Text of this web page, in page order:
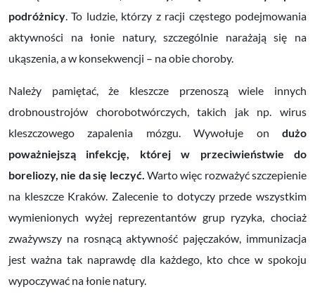
podróżnicy . To ludzie, którzy z racji częstego podejmowania
aktywności na łonie natury, szczególnie narażają się na
ukąszenia, a w konsekwencji – na obie choroby.
Należy pamiętać, że kleszcze przenoszą wiele innych
drobnoustrojów chorobotwórczych, takich jak np. wirus
kleszczowego zapalenia mózgu. Wywołuje on dużo
poważniejszą infekcję, której w przeciwieństwie do
boreliozy, nie da się leczyć. Warto więc rozważyć szczepienie
na kleszcze Kraków. Zalecenie to dotyczy przede wszystkim
wymienionych wyżej reprezentantów grup ryzyka, chociaż
zważywszy na rosnącą aktywność pajęczaków, immunizacja
jest ważna tak naprawdę dla każdego, kto chce w spokoju
wypoczywać na łonie natury.